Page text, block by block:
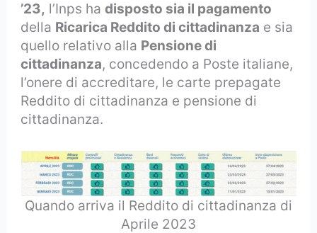
’23, l’Inps hadisposto sia il pagamento
della Ricarica Reddito di cittadinanza e sia
quello relativo alla Pensione di
cittadinanza, concedendo a Poste italiane,
l’onere di accreditare, le carte prepagate
Reddito di cittadinanza e pensione di
cittadinanza.
Quando arriva il Reddito di cittadinanza di
Aprile 2023